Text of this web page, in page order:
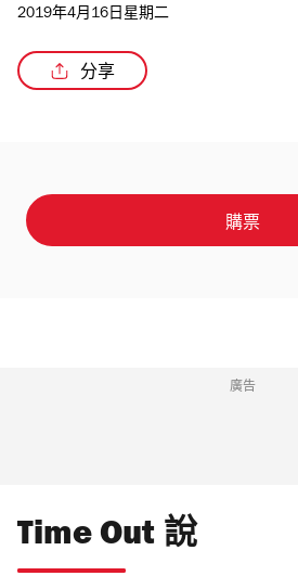
2019年4月16日星期二
分享
購票
廣告
Time Out 說